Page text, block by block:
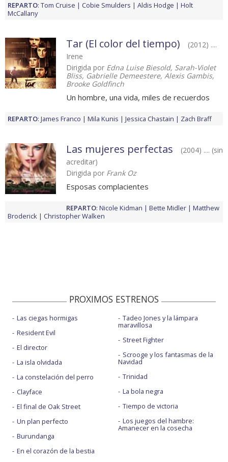
REPARTO: Tom Cruise Cobie Smulders Aldis Hodge
Holt
McCallany
Tar (El color del tiempo)
(2012) ....
Irene
Dirigida por Edna Luise Biesold, Sarah-Violet
Bliss, Gabrielle Demeestere, Alexis Gambis,
Brooke Goldfinch
Un hombre, una vida, miles de recuerdos
REPARTO: James Franco Mila Kunis Jessica Chastain Zach Braff
Las mujeres perfectas
(2004) .... (sin
acreditar)
Dirigida por Frank Oz
Esposas complacientes
REPARTO: Nicole Kidman Bette Midler
Matthew
Broderick
Christopher Walken
PROXIMOS ESTRENOS
Las ciegas hormigas
Resident Evil
El director
La isla olvidada
La constelación del perro
Clayface
El final de Oak Street
Un plan perfecto
Burundanga
En el corazón de la bestia
Tadeo Jones y la lámpara
maravillosa
Street Fighter
Scrooge y los fantasmas de la
Navidad
Trinidad
La bola negra
Tiempo de victoria
Los juegos del hambre:
Amanecer en la cosecha